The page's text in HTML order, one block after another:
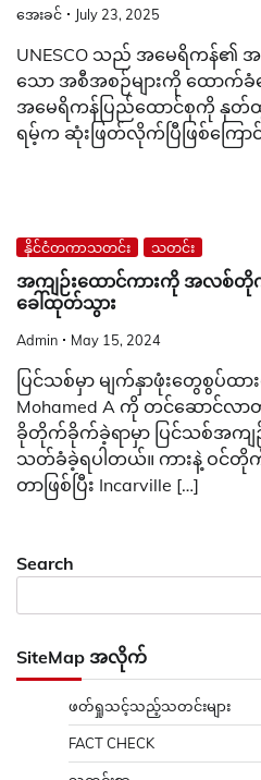
အေးခင် July 23, 2025
UNESCO သည် အမေရိကန်၏ အ
သော အစီအစဉ်များကို ထောက်ခံနေ
အမေရိကန်ပြည်ထောင်စုကို နုတ်
ရမ့်က ဆုံးဖြတ်လိုက်ပြီဖြစ်ကြောင်
နိုင်ငံတကာသတင်း သတင်း
အကျဉ်းထောင်ကားကို အလစ်တို
ခေါ်ထုတ်သွား
Admin May 15, 2024
ပြင်သစ်မှာ မျက်နှာဖုံးတွေစွ
Mohamed A ကို တင်ဆောင်လ
ခိုတိုက်ခိုက်ခဲ့ရာမှာ ပြင်သစ်အကျဉ်
သတ်ခံခဲ့ရပါတယ်။ ကားနဲ့ ဝင်တို
တာဖြစ်ပြီး Incarville […]
Search
SiteMap အလိုက်
ဖတ်ရှုသင့်သည့်သတင်းများ
FACT CHECK